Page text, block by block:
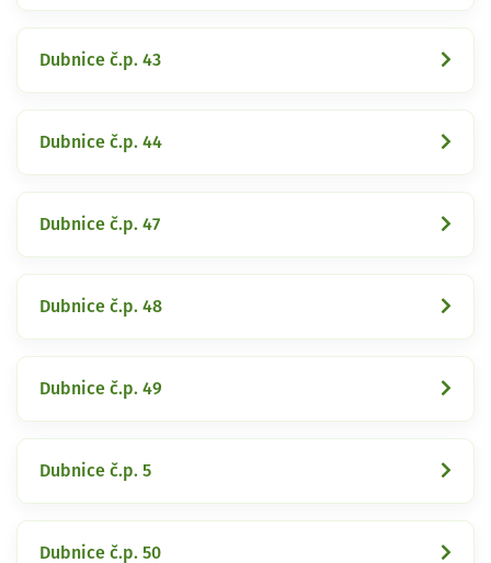
Dubnice č.p. 43
Dubnice č.p. 44
Dubnice č.p. 47
Dubnice č.p. 48
Dubnice č.p. 49
Dubnice č.p. 5
Dubnice č.p. 50